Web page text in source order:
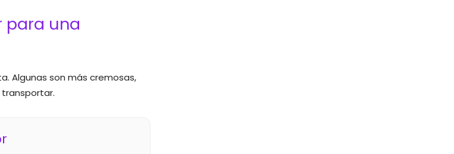
para una
Algunas son más cremosas,